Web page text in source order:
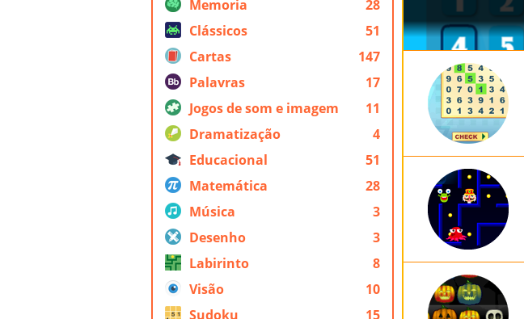
Memoria
28
Clássicos
51
Cartas
147
Palavras
17
Jogos de som e imagem
11
Dramatização
4
Educacional
51
Matemática
28
Música
3
Desenho
3
Labirinto
8
Visão
10
Sudoku
15